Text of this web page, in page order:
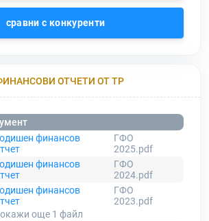
сравни с конкуренти
ОТЧЕТИ ОТ ТР
финансов
ГФО
2025.pdf
финансов
ГФО
2024.pdf
финансов
ГФО
2023.pdf
още 1 файл